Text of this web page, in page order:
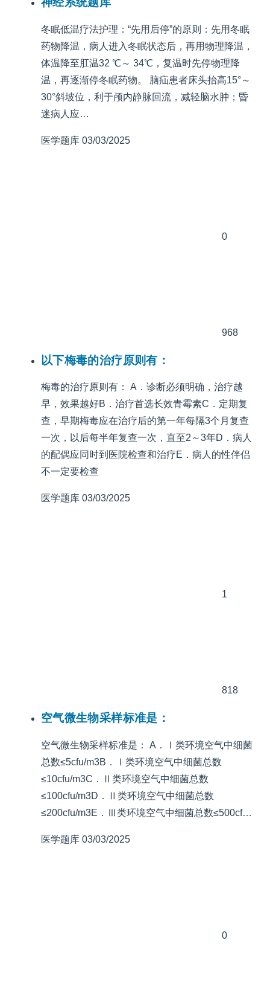
冬眠低温疗法护理：“先用后停”的原则：先用冬眠
药物降温，病人进入冬眠状态后，再用物理降温，
体温降至肛温32 ℃～ 34℃，复温时先停物理降
温，再逐渐停冬眠药物。 脑疝患者床头抬高15°～
30°斜坡位，利于颅内静脉回流，减轻脑水肿；昏
迷病人应…
医学题库 03/03/2025
0
968
以下梅毒的治疗原则有：
梅毒的治疗原则有： A．诊断必须明确，治疗越
早，效果越好B．治疗首选长效青霉素C．定期复
查，早期梅毒应在治疗后的第一年每隔3个月复查
一次，以后每半年复查一次，直至2～3年D．病人
的配偶应同时到医院检查和治疗E．病人的性伴侣
不一定要检查
医学题库 03/03/2025
1
818
空气微生物采样标准是：
空气微生物采样标准是： A．Ⅰ类环境空气中细菌
总数≤5cfu/m3B．Ⅰ类环境空气中细菌总数
≤10cfu/m3C．Ⅱ类环境空气中细菌总数
≤100cfu/m3D．Ⅱ类环境空气中细菌总数
≤200cfu/m3E．Ⅲ类环境空气中细菌总数≤500cf…
医学题库 03/03/2025
0